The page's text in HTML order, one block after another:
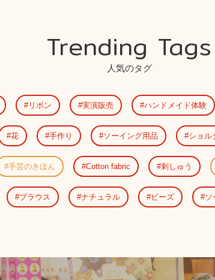
Trending Tags
人気のタグ
リボン 実演販売 ハンドメイド体験
花 手作り ソーイング用品 ショル
手芸のきほん Cotton fabric 刺しゅう
ブラウス ナチュラル ビーズ ソ